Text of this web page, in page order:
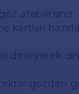
atabilirsiniz:
kartları
dinleyerek
tekrar gözden